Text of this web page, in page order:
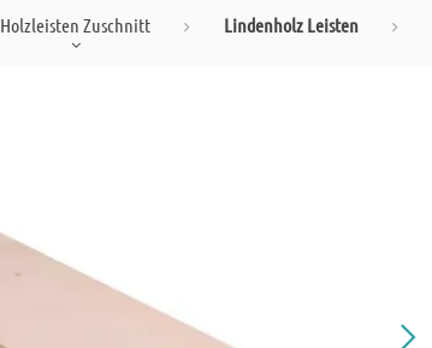
Holzleisten Zuschnitt Lindenholz Leisten